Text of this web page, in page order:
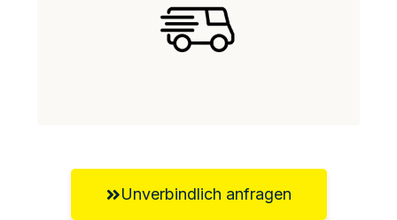
Unverbindlich anfragen